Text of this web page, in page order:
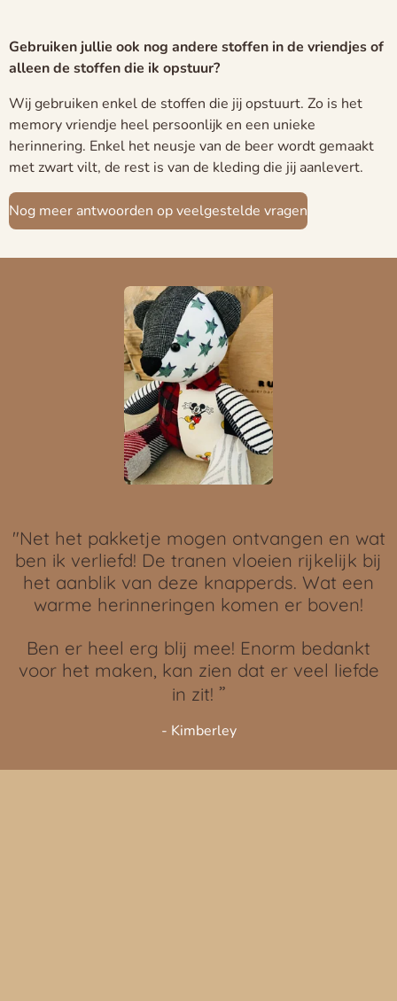
Gebruiken jullie ook nog andere stoffen in de vriendjes of
alleen de stoffen die ik opstuur?
Wij gebruiken enkel de stoffen die jij opstuurt. Zo is het
memory vriendje heel persoonlijk en een unieke
herinnering. Enkel het neusje van de beer wordt gemaakt
met zwart vilt, de rest is van de kleding die jij aanlevert.
Nog meer antwoorden op veelgestelde vragen
"Net het pakketje mogen ontvangen en wat
ben ik verliefd! De tranen vloeien rijkelijk bij
het aanblik van deze knapperds. Wat een
warme herinneringen komen er boven!
Ben er heel erg blij mee! Enorm bedankt
voor het maken, kan zien dat er veel liefde
in zit! ”
- Kimberley